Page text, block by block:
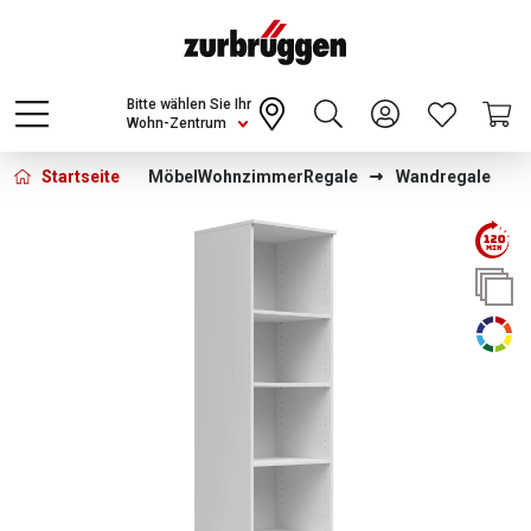
Choose a different country or region to see
content for your location and shop online
CONTINUE
Wohn-Zentrum
Bitte wählen Sie Ihr
Startseite Möbel Wohnzimmer Regale Wandregale
Bildergalerie überspringen